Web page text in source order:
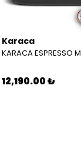
Karaca
12,190.00 ₺